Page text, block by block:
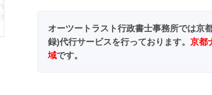
オーツートラスト行政書士事務所では京
録)代行サービスを行っております。 京都
域です。